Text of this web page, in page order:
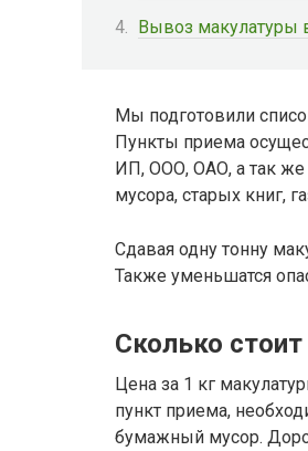
Вывоз макулатуры
Мы подготовили
Пункты приема
ИП, ООО, ОАО, а так же
мусора, старых книг,
Сдавая одну тонну
Также уменьшатся
Сколько
Цена за 1 кг
пункт приема,
бумажный мусор.